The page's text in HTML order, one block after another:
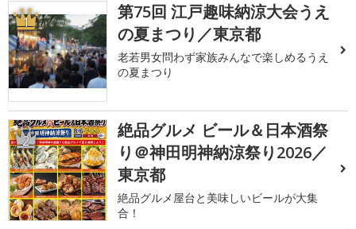
1
第75回 江戸趣味納涼大会うえ
の夏まつり／東京都
老若男女問わず家族みんなで楽しめるうえ
の夏まつり
2
絶品グルメ ビール＆日本酒祭
り＠神田明神納涼祭り2026／
東京都
絶品グルメ屋台と美味しいビールが大集
合！